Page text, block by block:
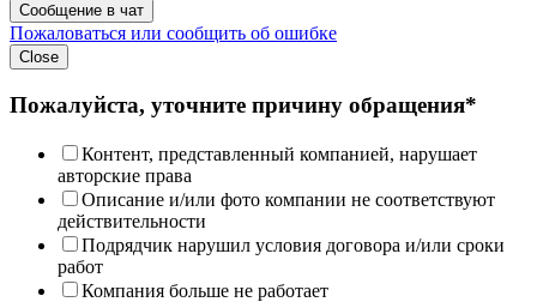
Сообщение в чат
Пожаловаться или сообщить об ошибке
Close
Пожалуйста, уточните причину обращения*
Контент, представленный компанией, нарушает
авторские права
Описание и/или фото компании не соответствуют
действительности
Подрядчик нарушил условия договора и/или сроки
работ
Компания больше не работает